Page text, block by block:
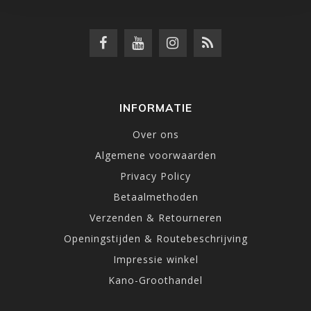
INFORMATIE
Over ons
Algemene voorwaarden
Privacy Policy
Betaalmethoden
Verzenden & Retourneren
Openingstijden & Routebeschrijving
Impressie winkel
Kano-Groothandel